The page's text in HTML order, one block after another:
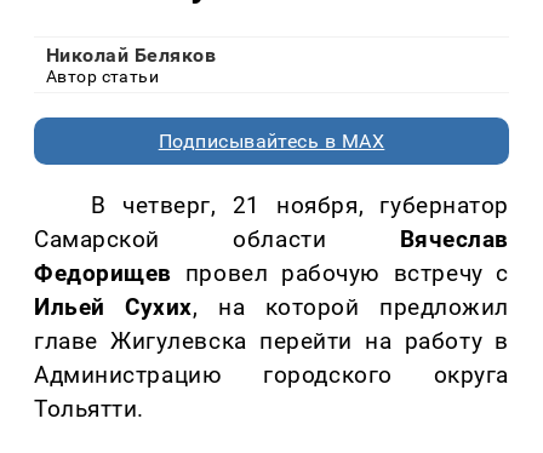
Николай Беляков
Автор статьи
Подписывайтесь в MAX
В четверг, 21 ноября, губернатор
Самарской области
Вячеслав
Федорищев провел рабочую встречу с
Ильей Сухих, на которой предложил
главе Жигулевска перейти на работу в
Администрацию городского округа
Тольятти.